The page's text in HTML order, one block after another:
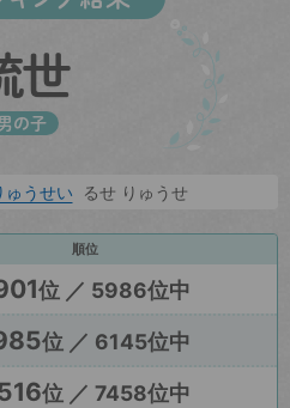
世
の子
ゅうせい るせ りゅうせ
順位
位 ／ 5986位中
位 ／ 6145位中
位 ／ 7458位中